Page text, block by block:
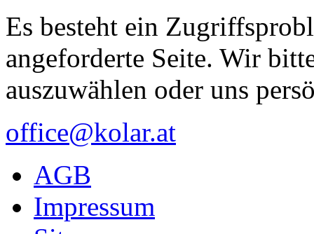
Es besteht ein
angeforderte Seite. Wir
auszuwählen oder uns
office@kolar.at
AGB
Impressum